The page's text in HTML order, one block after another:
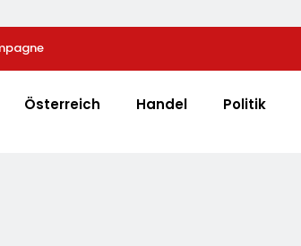
Gestiegen / BA-Presseinfo Nr. 13
Österreich Handel Politik